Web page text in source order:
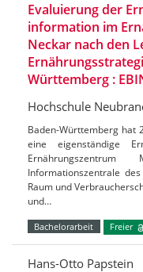
Evaluierung der
information im
Neckar nach den
Württemberg :
Hochschule
Baden-Württemberg hat
eine eigenständige
Informationszentrale
Raum und
und…
Bachelorarbeit Freier
Hans-Otto Papstein